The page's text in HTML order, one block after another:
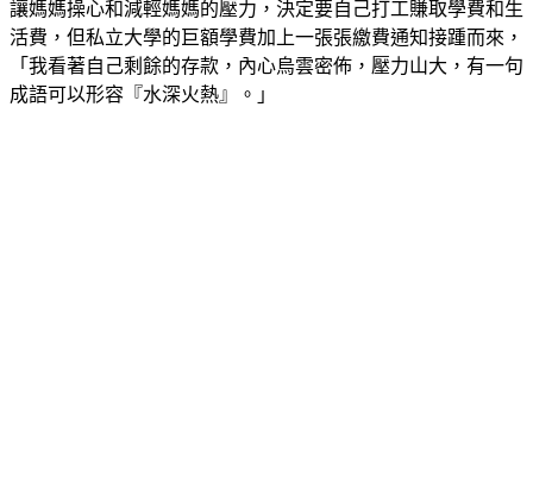
讓媽媽操心和減輕媽媽的壓力，決定要自己打工賺取學費和生
活費，但私立大學的巨額學費加上一張張繳費通知接踵而來，
「我看著自己剩餘的存款，內心烏雲密佈，壓力山大，有一句
成語可以形容『水深火熱』。」